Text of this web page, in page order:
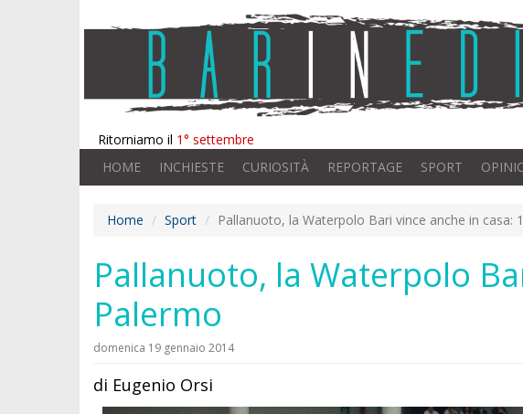
Ritorniamo il 1° settembre
HOME INCHIESTE CURIOSITÀ REPORTAGE SPORT
Home Sport Pallanuoto, la Waterpolo Bari vince anche in casa:
Pallanuoto, la Waterpolo
Palermo
domenica 19 gennaio 2014
di Eugenio Orsi